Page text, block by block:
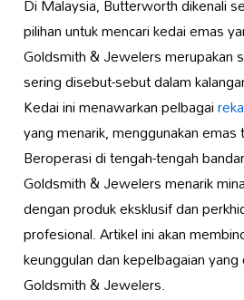
pilihan untuk mencari kedai emas
Goldsmith & Jewelers merupakan
sering disebut-sebut dalam
Kedai ini menawarkan pelbagai
yang menarik, menggunakan emas
Beroperasi di tengah-tengah
Goldsmith & Jewelers menarik
dengan produk eksklusif dan
profesional. Artikel ini akan
keunggulan dan kepelbagaian
Goldsmith & Jewelers.